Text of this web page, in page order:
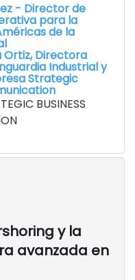
- Director de
para la
de la
Ortiz, Directora
Industrial y
Strategic
BUSINESS
y la
avanzada en